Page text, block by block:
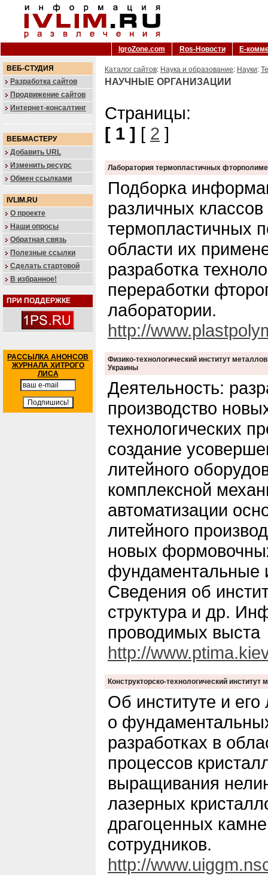
IgroZone.com Ros-Новости Е-
ВЕБ-СТУДИЯ
Разработка сайтов
Продвижение сайтов
Интернет-консалтинг
ВЕБМАСТЕРУ
Добавить URL
Изменить ресурс
Обмен ссылками
IVLIM.RU
О проекте
Наши опросы
Обратная связь
Полезные ссылки
Сделать стартовой
В избранное!
ПРИ ПОДДЕРЖКЕ
РАССЫЛКА АНОНСОВ
ЖУРНАЛА ХИТРОГО
ЛИСА
Каталог сайтов: Наука и образование: Науки:
НАУЧНЫЕ ОРГАНИЗАЦИИ
Страницы:
[ 1 ] [ 2 ]
Лаборатория термопластичных
Подборка
различных
термопластичных
области их
разработка
переработки
лаборатории.
http://
Физико-технологический институт
Украины
Деятельность:
производство
технологических
создание
литейного
комплексной
автоматизации
литейного
новых
фундаментальные
Сведения об
структура и др.
проводимых выста
http://
Конструкторско-технологический
Об институте и
о
разработках в
процессов
выращивания
лазерных
драгоценных
сотрудников.
http://